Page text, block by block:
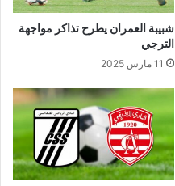
شبيبة العمران يطرح تذاكر مواجهة
الترجي
11 مارس 2025